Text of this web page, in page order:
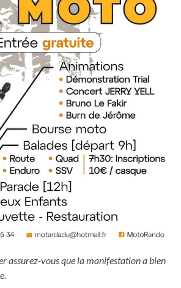
assurez-vous que la manifestation a bien